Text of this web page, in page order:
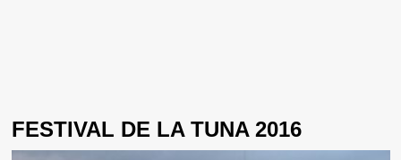
FESTIVAL DE LA TUNA 2016